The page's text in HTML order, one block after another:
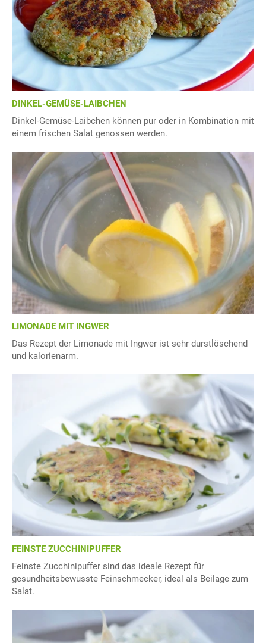
DINKEL-GEMÜSE-LAIBCHEN
Dinkel-Gemüse-Laibchen können pur oder in Kombination mit
einem frischen Salat genossen werden.
LIMONADE MIT INGWER
Das Rezept der Limonade mit Ingwer ist sehr durstlöschend
und kalorienarm.
FEINSTE ZUCCHINIPUFFER
Feinste Zucchinipuffer sind das ideale Rezept für
gesundheitsbewusste Feinschmecker, ideal als Beilage zum
Salat.